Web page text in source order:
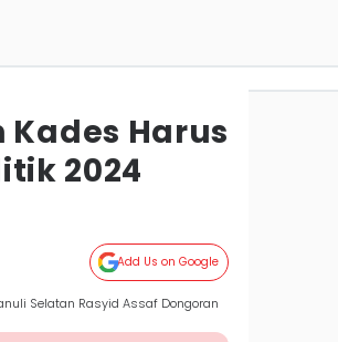
Harus
2024
Add Us on Google
Selatan Rasyid Assaf Dongoran